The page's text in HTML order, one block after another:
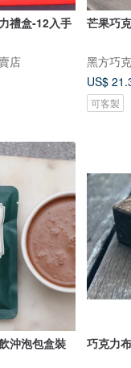
禮盒-12入手
店
芒果巧
黑方巧
US$
可客製
沖泡包盒裝
巧克力